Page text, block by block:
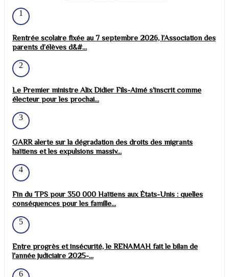
1
Rentrée scolaire fixée au 7 septembre 2026, l’Association des
parents d’élèves d&#...
2
Le Premier ministre Alix Didier Fils-Aimé s'inscrit comme
électeur pour les prochai...
3
GARR alerte sur la dégradation des droits des migrants
haïtiens et les expulsions massiv...
4
Fin du TPS pour 350 000 Haïtiens aux États-Unis : quelles
conséquences pour les famille...
5
Entre progrès et insécurité, le RENAMAH fait le bilan de
l'année judiciaire 2025-...
6